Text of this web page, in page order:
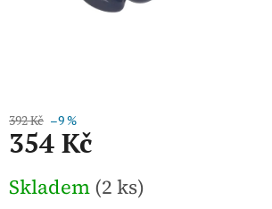
392 Kč –9 %
354 Kč
cena:
Skladem (2 ks)